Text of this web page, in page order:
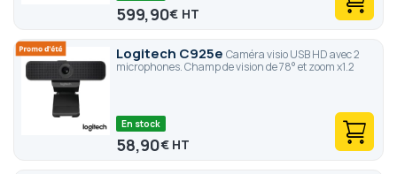
599,90€
Logitech C925e Caméra visio USB HD avec 2
microphones. Champ de vision de 78° et zoom x1.2
En stock
58,90€